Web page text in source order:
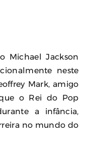
Michael Jackson
neste
Mark, amigo
o Rei do Pop
a infância,
no mundo do